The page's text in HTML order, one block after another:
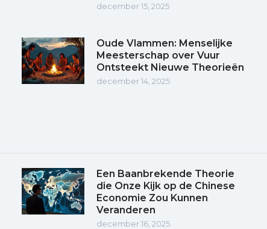
december 15, 2025
Oude Vlammen: Menselijke
Meesterschap over Vuur
Ontsteekt Nieuwe Theorieën
december 14, 2025
Een Baanbrekende Theorie
die Onze Kijk op de Chinese
Economie Zou Kunnen
Veranderen
december 16, 2025